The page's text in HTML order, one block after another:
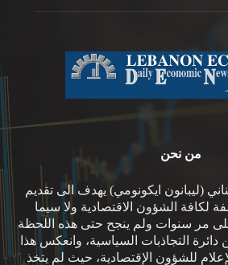
من نحن
(ليبانون ايكونومي) يهدف الى تقديم
لكافة الشؤون الاقتصادية ولا سيما
على مر سنوات ولم ينجح حتى هذه اللحظة
التجاذبات السياسية، وانعكس هذا
للشؤون الإقتصادية، حيث لم يتخذ